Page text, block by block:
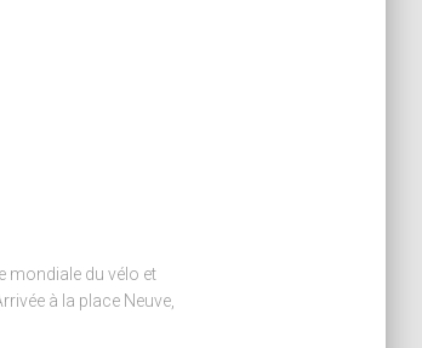
mondiale du vélo et
à la place Neuve,